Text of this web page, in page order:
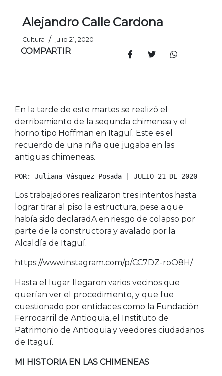
Alejandro Calle Cardona
Cultura / julio 21, 2020
COMPARTIR
En la tarde de este martes se realizó el
derribamiento de la segunda chimenea y el
horno tipo Hoffman en Itagüí. Este es el
recuerdo de una niña que jugaba en las
antiguas chimeneas.
POR: Juliana Vásquez Posada | JULIO 21 DE 2020
Los trabajadores realizaron tres intentos hasta
lograr tirar al piso la estructura, pese a que
había sido declaradA en riesgo de colapso por
parte de la constructora y avalado por la
Alcaldía de Itagüí.
https://www.instagram.com/p/CC7DZ-rpO8H/
Hasta el lugar llegaron varios vecinos que
querían ver el procedimiento, y que fue
cuestionado por entidades como la Fundación
Ferrocarril de Antioquia, el Instituto de
Patrimonio de Antioquia y veedores ciudadanos
de Itagüí.
MI HISTORIA EN LAS CHIMENEAS